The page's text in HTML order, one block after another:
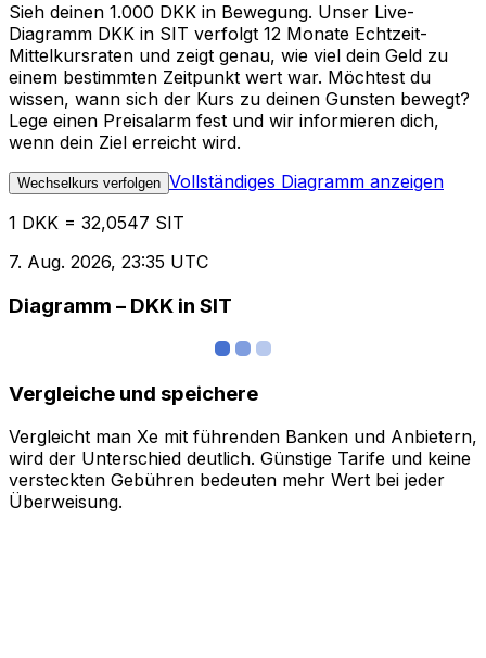
Sieh deinen 1.000 DKK in Bewegung. Unser Live-
Diagramm DKK in SIT verfolgt 12 Monate Echtzeit-
Mittelkursraten und zeigt genau, wie viel dein Geld zu
einem bestimmten Zeitpunkt wert war. Möchtest du
wissen, wann sich der Kurs zu deinen Gunsten bewegt?
Lege einen Preisalarm fest und wir informieren dich,
wenn dein Ziel erreicht wird.
Wechselkurs verfolgen Vollständiges Diagramm anzeigen
1 DKK = 32,0547 SIT
7. Aug. 2026, 23:35 UTC
Diagramm – DKK in SIT
Vergleiche und speichere
Vergleicht man Xe mit führenden Banken und Anbietern,
wird der Unterschied deutlich. Günstige Tarife und keine
versteckten Gebühren bedeuten mehr Wert bei jeder
Überweisung.